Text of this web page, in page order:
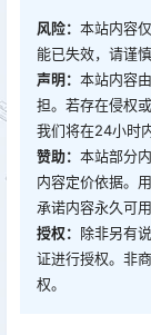
风险： 本站内容
能已失效，请谨慎
声明： 本站内容
担。若存在侵权
我们将在24小时
赞助： 本站部分
内容定价依据。
承诺内容永久可
授权： 除非另有
证进行授权。非
权。